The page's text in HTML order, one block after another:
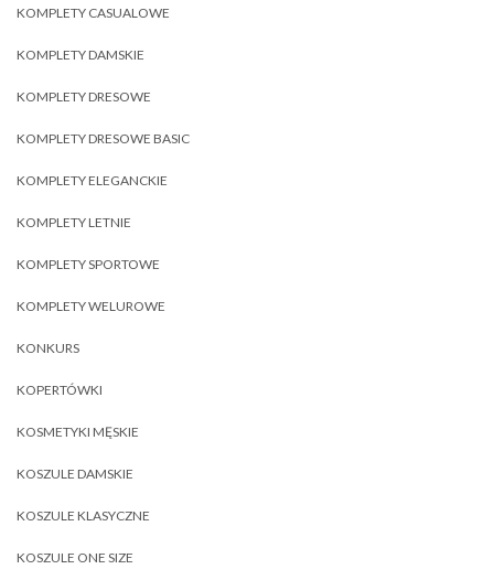
KOMPLETY CASUALOWE
KOMPLETY DAMSKIE
KOMPLETY DRESOWE
KOMPLETY DRESOWE BASIC
KOMPLETY ELEGANCKIE
KOMPLETY LETNIE
KOMPLETY SPORTOWE
KOMPLETY WELUROWE
KONKURS
KOPERTÓWKI
KOSMETYKI MĘSKIE
KOSZULE DAMSKIE
KOSZULE KLASYCZNE
KOSZULE ONE SIZE